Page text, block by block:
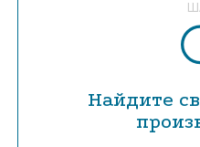
Найдите